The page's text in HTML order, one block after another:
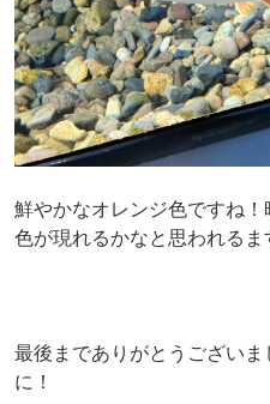
鮮やかなオレンジ色ですね
色が現れるかなと思われるま
最後までありがとうござい
に！